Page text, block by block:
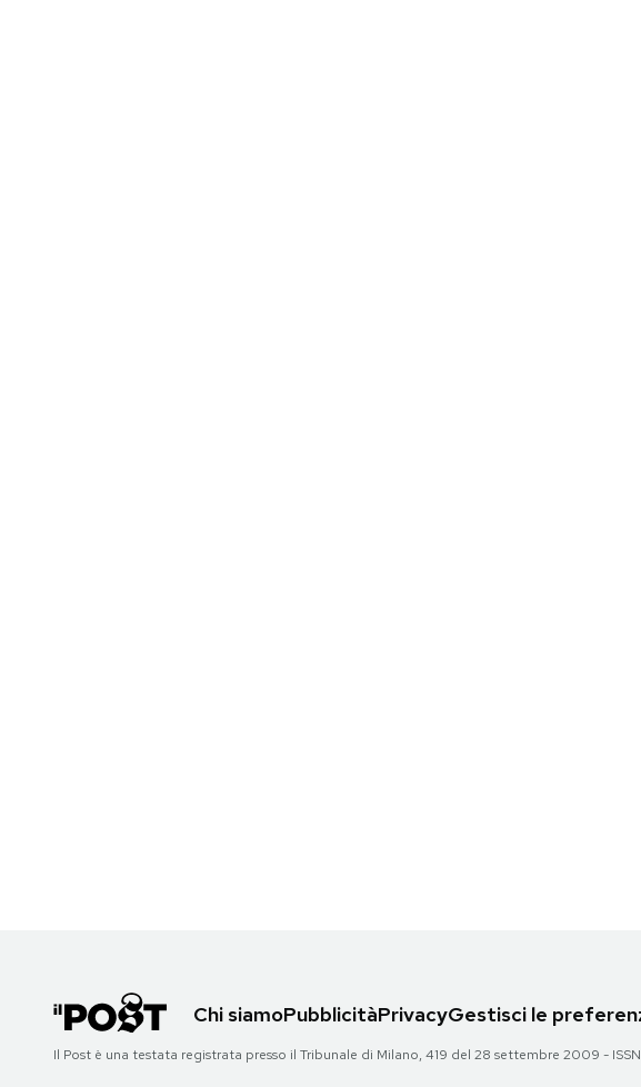
Chi siamoPubblicitàPrivacyGestisci le
Il Post è una testata registrata presso il Tribunale di Milano, 419 del 28 settembre 2009 -